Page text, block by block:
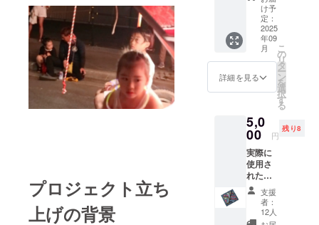
プロジェクト立ち
上げの背景
「だった
ら、子ども
たちと一緒
に守ってい
こう」
まれたの
が、今回の
クラウド
ファンディ
ングです。
この地域に
祭りの
熱気が
届くよ
うな躍
動感あ
る写真
をお届
け！
（ポス
ドを予
定）。
け予
定：
2025
年09
月
詳細を見る
こ
の
リ
タ
ー
ン
を
選
択
す
る
5,0
00 円
残り8
実際に
使用さ
れたね
ぷたの
絵の一
部を切
り抜い
支援
者：
12人